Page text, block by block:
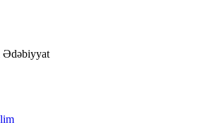
Ədəbiyyat